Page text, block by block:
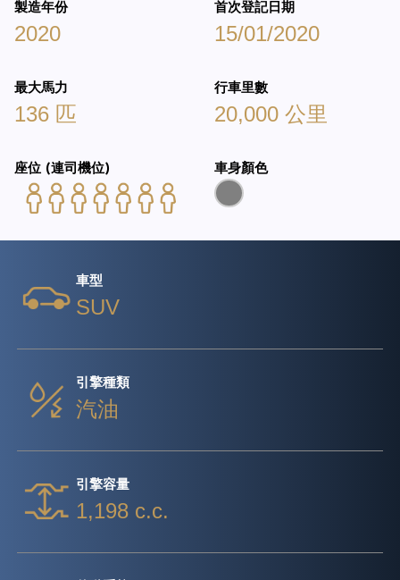
製造年份
2020
首次登記日期
15/01/2020
最大馬力
136 匹
行車里數
20,000 公里
座位 (連司機位) 車身顏色
車型
SUV
引擎種類
汽油
引擎容量
1,198 c.c.